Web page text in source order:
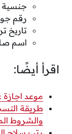
جنسية
رقم
تاريخ
اسم
اقرأ أيضًا:
موعد اجازة
والشروط